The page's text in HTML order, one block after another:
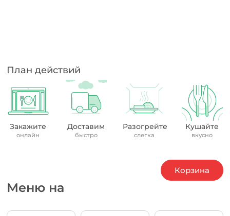
План действий
Закажите
онлайн
Доставим
быстро
Разогрейте
слегка
Кушайте
вкусно
Меню на
Корзина